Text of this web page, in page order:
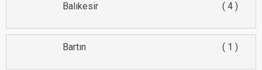
Balıkesir 4
Bartın 1